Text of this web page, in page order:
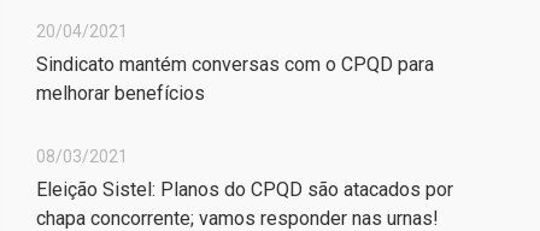
20/04/2021
Sindicato mantém conversas com o CPQD para
melhorar benefícios
08/03/2021
Eleição Sistel: Planos do CPQD são atacados por
chapa concorrente; vamos responder nas urnas!